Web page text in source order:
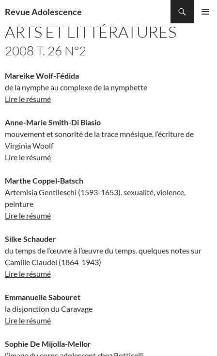
Revue Adolescence
AU
CONTENU
ARTS ET LITTÉRATURES
2008 T. 26 N°2
Mareike Wolf-Fédida
de la nymphe au complexe de la nymphette
Lire le résumé
Anne-Marie Smith-Di Biasio
mouvement et sonorité de la trace mnésique, l’écriture de
Virginia Woolf
Lire le résumé
Marthe Coppel-Batsch
Artemisia Gentileschi (1593-1653). sexualité, violence,
peinture
Lire le résumé
Silke Schauder
du temps de l’œuvre à l’œuvre du temps. quelques notes sur
Camille Claudel (1864-1943)
Lire le résumé
Emmanuelle Sabouret
la disjonction du Caravage
Lire le résumé
Sophie De Mijolla-Mellor